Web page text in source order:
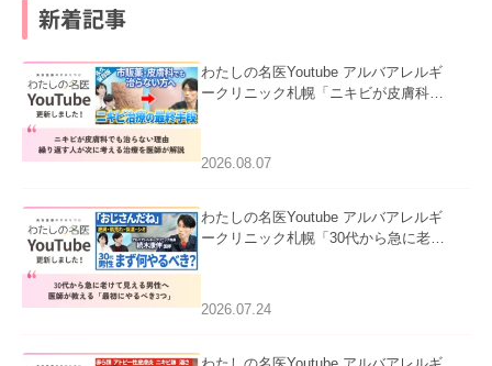
新着記事
わたしの名医Youtube アルバアレルギ
ークリニック札幌「ニキビが皮膚科で
ました。
2026.08.07
わたしの名医Youtube アルバアレルギ
ークリニック札幌「30代から急に老け
た。
2026.07.24